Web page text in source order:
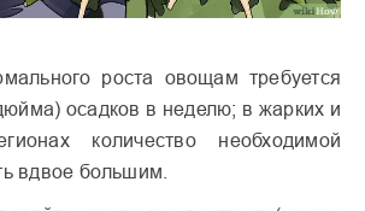
роста овощам требуется
осадков в неделю; в жарких и
количество необходимой
вдвое большим.